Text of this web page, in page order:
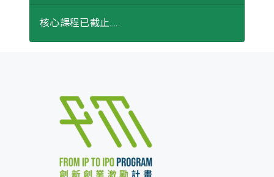
核心課程已截止.....